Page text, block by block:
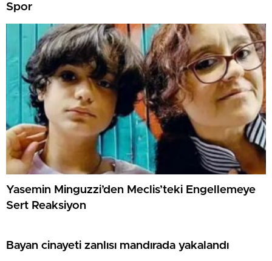
Spor
Yasemin Minguzzi’den Meclis’teki Engellemeye
Sert Reaksiyon
Bayan cinayeti zanlısı mandırada yakalandı